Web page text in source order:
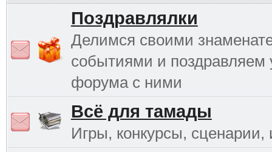
Поздравлялки
Делимся своими
событиями и поздравляем
форума с ними
Всё для тамады
Игры, конкурсы, сценарии,